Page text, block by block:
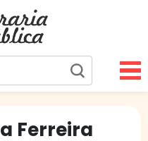
Virtual Gratuita
Ferreira